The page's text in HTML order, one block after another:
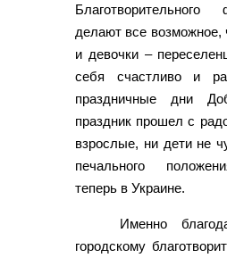
делают все возможное,
и девочки –
себя счастливо и
праздничные дни
праздник прошел с
взрослые, ни дети не
печального
теперь в Украине.
Именно
городскому